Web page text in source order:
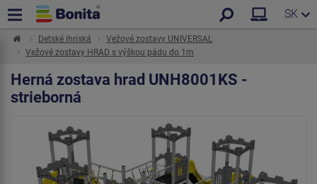
SK
Detské ihriská
Vežové zostavy UNIVERSAL
Vežové zostavy HRAD s výškou pádu do 1m
Herná zostava hrad UNH8001KS -
strieborná